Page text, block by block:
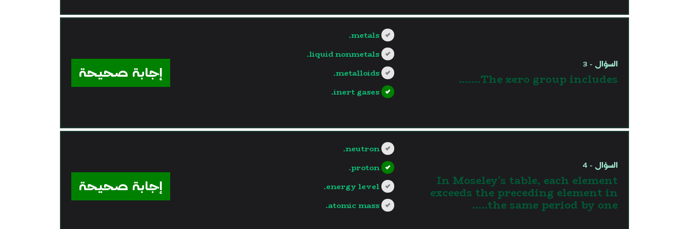
السؤال - 3
The zero group includes.......
metals.
liquid nonmetals.
metalloids.
inert gases.
إجابة صحيحة
السؤال - 4
In Moseley's table, each element
exceeds the preceding element in
the same period by one…..
neutron.
proton.
energy level.
atomic mass.
إجابة صحيحة